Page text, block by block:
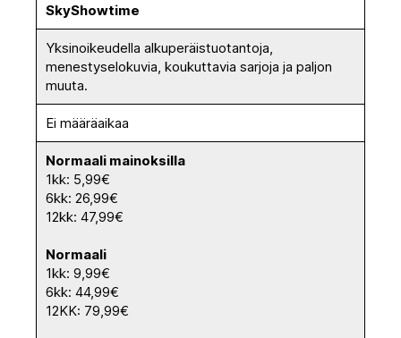
SkyShowtime
Yksinoikeudella alkuperäistuotantoja,
menestyselokuvia, koukuttavia sarjoja ja paljon
muuta.
Ei määräaikaa
Normaali mainoksilla
1kk: 5,99€
6kk: 26,99€
12kk: 47,99€
Normaali
1kk: 9,99€
6kk: 44,99€
12KK: 79,99€